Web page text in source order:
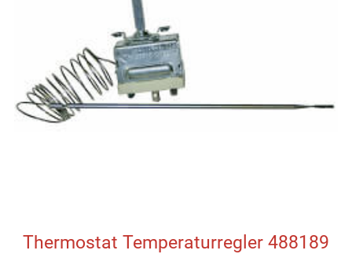
Thermostat Temperaturregler 488189